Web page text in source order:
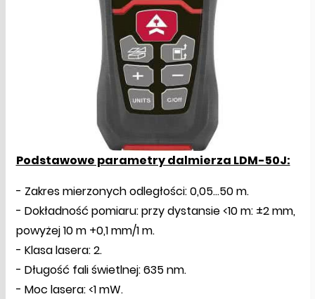
Podstawowe parametry dalmierza LDM-50J:
- Zakres mierzonych odległości: 0,05…50 m.
- Dokładność pomiaru: przy dystansie <10 m: ±2 mm,
powyżej 10 m +0,1 mm/1 m.
- Klasa lasera: 2.
- Długość fali świetlnej: 635 nm.
- Moc lasera: <1 mW.